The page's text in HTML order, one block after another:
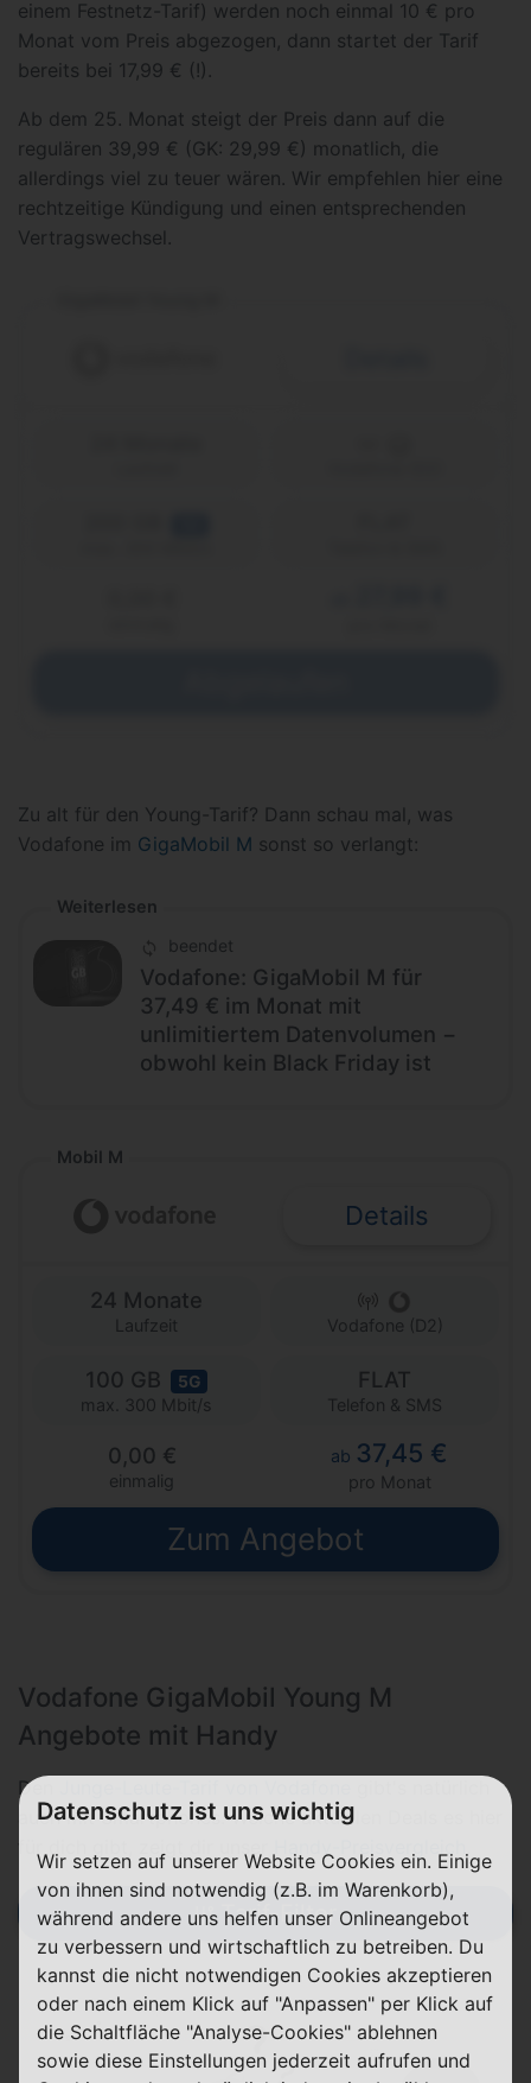
einem Festnetz-Tarif) werden noch einmal 10 € pro
Monat vom Preis abgezogen, dann startet der Tarif
bereits bei 17,99 € (!).
Ab dem 25. Monat steigt der Preis dann auf die
regulären 39,99 € (GK: 29,99 €) monatlich, die
allerdings viel zu teuer wären. Wir empfehlen hier eine
rechtzeitige Kündigung und einen entsprechenden
Vertragswechsel.
Zu alt für den Young-Tarif? Dann schau mal, was
Vodafone im GigaMobil M sonst so verlangt:
Weiterlesen
beendet
Vodafone: GigaMobil M für
37,49 € im Monat mit
unlimitiertem Datenvolumen −
obwohl kein Black Friday ist
Mobil M
Details
24 Monate
Laufzeit Vodafone (D2)
100 GB 5G
max. 300 Mbit/s
FLAT
Telefon & SMS
0,00 €
einmalig
ab 37,45 €
pro Monat
Zum Angebot
Vodafone GigaMobil Young M
Angebote mit Handy
Den
auch mit Smartphones. Welche aktuellen Deals es hier
für dich gibt, zeigt dir unser
Tarif-Filter
Datenschutz ist uns wichtig
Wir setzen auf unserer Website Cookies ein. Einige
von ihnen sind notwendig (z.B. im Warenkorb),
während andere uns helfen unser Onlineangebot
zu verbessern und wirtschaftlich zu betreiben. Du
kannst die nicht notwendigen Cookies akzeptieren
oder nach einem Klick auf "Anpassen" per Klick auf
die Schaltfläche "Analyse-Cookies" ablehnen
sowie diese Einstellungen jederzeit aufrufen und